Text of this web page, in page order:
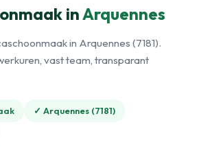
inArquennes
in Arquennes (7181).
vast team, transparant
✓ Arquennes (7181)